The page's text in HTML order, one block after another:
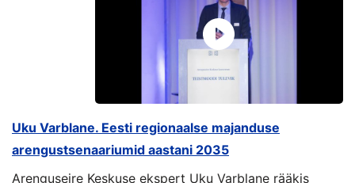
Uku Varblane. Eesti regionaalse majanduse
arengustsenaariumid aastani 2035
Arenguseire Keskuse ekspert Uku Varblane rääkis